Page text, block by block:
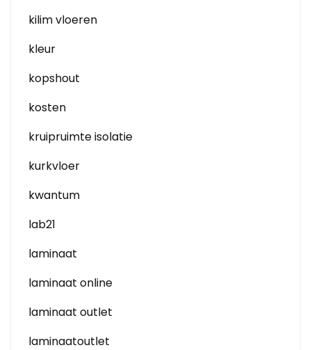
kilim vloeren
kleur
kopshout
kosten
kruipruimte isolatie
kurkvloer
kwantum
lab21
laminaat
laminaat online
laminaat outlet
laminaatoutlet